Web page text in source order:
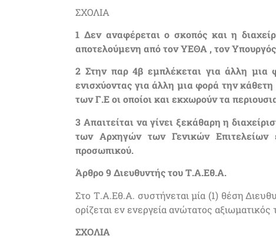
ΣΧΟΛΙΑ
1 Δεν αναφέρεται ο σκοπός και η
αποτελούμενη από τον ΥΕΘΑ , τον
2 Στην παρ 4β εμπλέκεται για άλλη
ενισχύοντας για άλλη μια φορά την
των Γ.Ε οι οποίοι και εκχωρούν τα
3 Απαιτείται να γίνει ξεκάθαρη η
των Αρχηγών των Γενικών
προσωπικού.
Άρθρο 9 Διευθυντής του Τ.Α.Εθ.Α.
Στο Τ.Α.Εθ.Α. συστήνεται μία (1) θέση
ορίζεται εν ενεργεία ανώτατος
ΣΧΟΛΙΑ